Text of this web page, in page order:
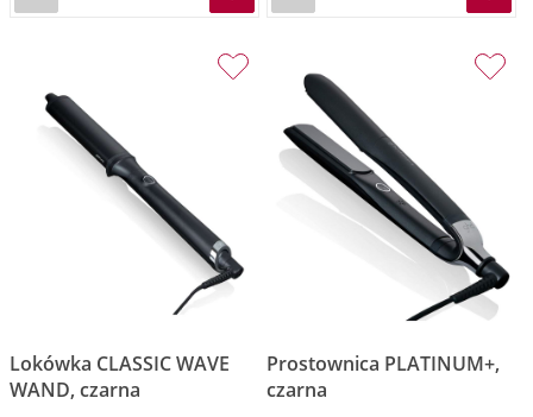
Lokówka CLASSIC WAVE
WAND, czarna
Prostownica PLATINUM+,
czarna